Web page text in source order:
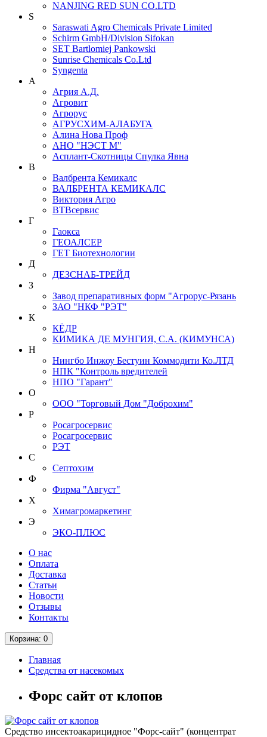
NANJING RED SUN CO.LTD
S
Saraswati Agro Chemicals Private Limited
Schirm GmbH/Division Sifokan
SET Bartlomiej Pankowski
Sunrise Chemicals Co.Ltd
Syngenta
А
Агрия А.Д.
Агровит
Агрорус
АГРУСХИМ-АЛАБУГА
Алина Нова Проф
АНО "НЭСТ М"
Асплант-Скотницы Спулка Явна
В
Валбрента Кемикалс
ВАЛБРЕНТА КЕМИКАЛС
Виктория Агро
ВТВсервис
Г
Гаокса
ГЕОАЛСЕР
ГЕТ Биотехнологии
Д
ДЕЗСНАБ-ТРЕЙД
З
Завод препаративных форм "Агрорус-Рязань
ЗАО "НКФ "РЭТ"
К
КЁДР
КИМИКА ДЕ МУНГИЯ, С.А. (КИМУНСА)
Н
Нингбо Инжоу Бестуин Коммодити Ко.ЛТД
НПК "Контроль вредителей
НПО "Гарант"
О
ООО "Торговый Дом "Доброхим"
Р
Росагросервис
Росагросервис
РЭТ
С
Септохим
Ф
Фирма "Август"
Х
Химагромаркетинг
Э
ЭКО-ПЛЮС
О нас
Оплата
Доставка
Статьи
Новости
Отзывы
Контакты
Корзина: 0
Главная
Средства от насекомых
Форс сайт от клопов
Средство инсектоакарицидное "Форс-сайт" (концентрат